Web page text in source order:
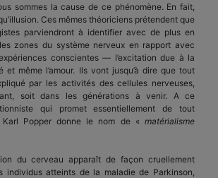
sommes la cause de ce phénomène. En fait,
Ces mêmes théoriciens prétendent que
parviendront à identifier avec de plus en
zones du système nerveux en rapport avec
conscientes — l’excitation due à la
même l’amour. Ils vont jusqu’à dire que tout
par les activités des cellules nerveuses,
soit dans les générations à venir. A ce
qui promet essentiellement de tout
Karl Popper donne le nom de « matérialisme
du cerveau apparaît de façon cruellement
individus atteints de la maladie de Parkinson,